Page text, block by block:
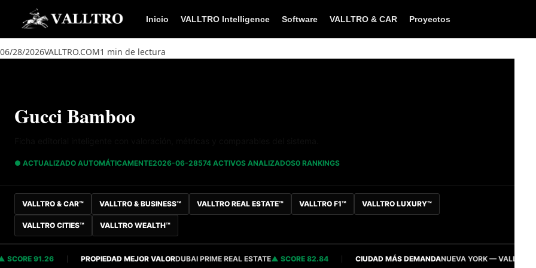
Saltar al contenido
Inicio VALLTRO Intelligence Software VALLTRO & CAR Proyectos
06/28/2026VALLTRO.COM1 min de lectura
Gucci Bamboo
● ACTUALIZADO AUTOMÁTICAMENTE2026-06-28574 ACTIVOS ANALIZADOS0 RANKINGS
VALLTRO & CAR™ VALLTRO & BUSINESS™ VALLTRO REAL ESTATE™ VALLTRO F1™ VALLTRO LUXURY™
VALLTRO CITIES™ VALLTRO WEALTH™
91.26 PROPIEDAD MEJOR VALORDUBAI PRIME REAL ESTATE SCORE 82.84 CIUDAD MÁS DEMANDANUEVA YORK — VALLTRO